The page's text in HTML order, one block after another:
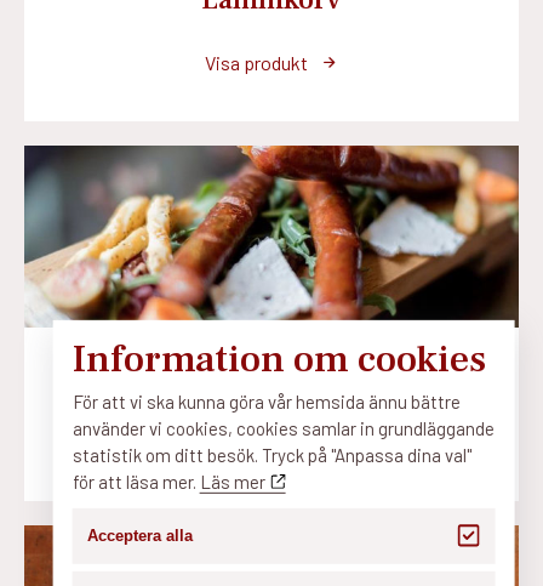
Visa produkt
Lammkorv med örter
Visa produkt
Information om cookies
För att vi ska kunna göra vår hemsida ännu bättre
använder vi cookies, cookies samlar in grundläggande
statistik om ditt besök. Tryck på "Anpassa dina val"
för att läsa mer. Läs mer
Acceptera alla